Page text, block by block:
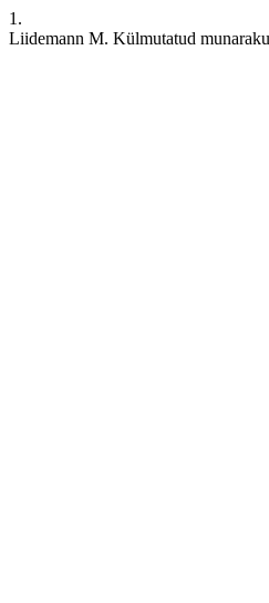
1.
Liidemann M. Külmutatud